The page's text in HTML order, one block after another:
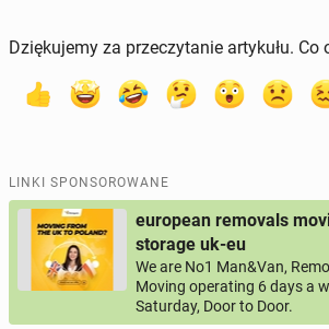
Dziękujemy za przeczytanie artykułu. Co
LINKI SPONSOROWANE
european removals
storage uk-eu
We are No1 Man&Van,
Moving operating 6 days a
Saturday, Door to Door.